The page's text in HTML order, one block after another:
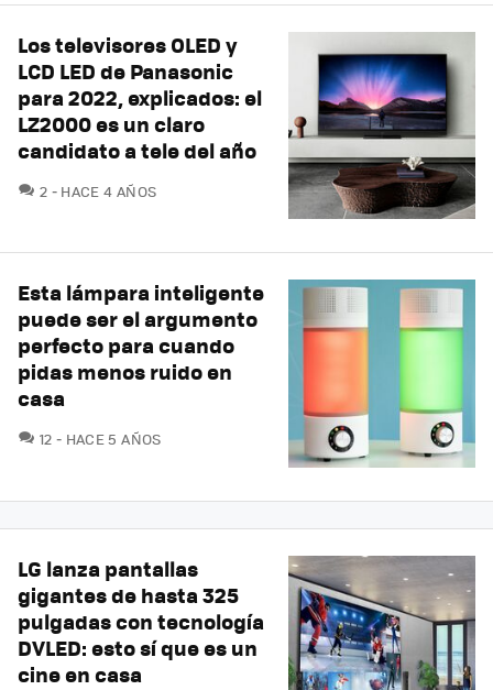
Los televisores OLED y
LCD LED de Panasonic
para 2022, explicados: el
LZ2000 es un claro
candidato a tele del año
2 COMENTARIOS
HACE 4 AÑOS
Esta lámpara inteligente
puede ser el argumento
perfecto para cuando
pidas menos ruido en
casa
12 COMENTARIOS
HACE 5 AÑOS
LG lanza pantallas
gigantes de hasta 325
pulgadas con tecnología
DVLED: esto sí que es un
cine en casa